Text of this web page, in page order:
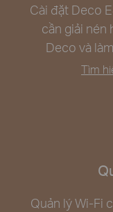
Cài đặt Deco
cần giải nén
Deco và
Tìm
Quản lý Wi-Fi